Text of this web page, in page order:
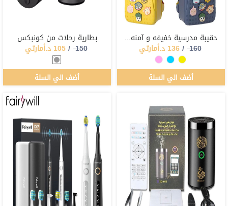
حقيبة مدرسية خفيفه و آمنه للاطفال
160
/
136 د.أمارتي
أضف الي السلة
بطارية رحلات من كونبكس
150
/
105 د.أمارتي
أضف الي السلة